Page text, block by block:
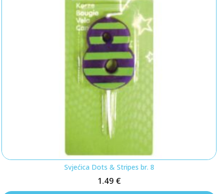
Svjećica Dots & Stripes br. 8
1.49 €